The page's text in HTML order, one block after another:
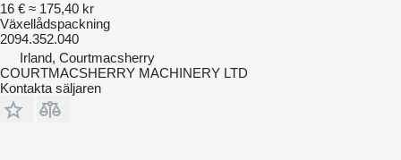
16 € ≈ 175,40 kr
Växellådspackning
2094.352.040
Irland, Courtmacsherry
COURTMACSHERRY MACHINERY LTD
Kontakta säljaren